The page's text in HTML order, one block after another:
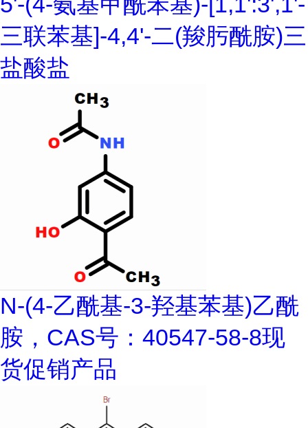
三联苯基]-4,4'-二(羧肟酰胺)三
盐酸盐
N-(4-乙酰基-3-羟基苯基)乙酰
胺，CAS号：40547-58-8现
货促销产品